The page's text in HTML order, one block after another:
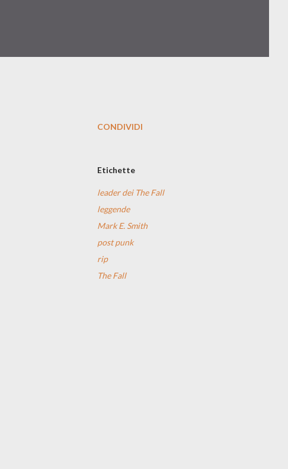
CONDIVIDI
Etichette
leader dei The Fall
leggende
Mark E. Smith
post punk
rip
The Fall